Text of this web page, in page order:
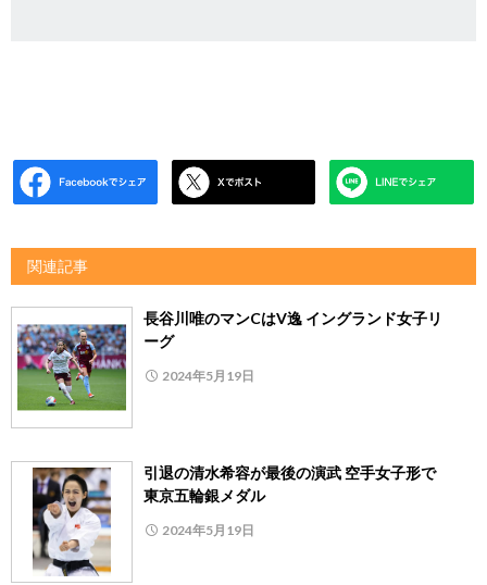
関連記事
長谷川唯のマンCはV逸 イングランド女子リ
ーグ
2024年5月19日
引退の清水希容が最後の演武 空手女子形で
東京五輪銀メダル
2024年5月19日